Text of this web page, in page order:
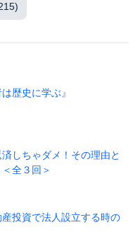
歴史に学ぶ』
しちゃダメ！その理由と
全３回＞
産投資で法人設立する時の